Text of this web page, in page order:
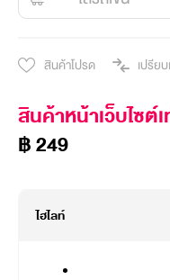
สินค้าโปรด เปรีย
สินค้าหน้าเว็บไซต์
฿ 249
ไฮไลท์